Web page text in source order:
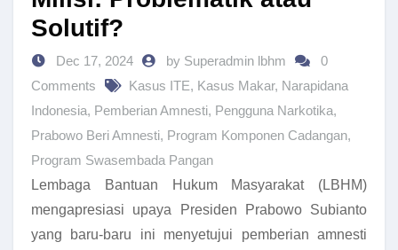
Solutif?
Dec 17, 2024 by Superadmin lbhm
0
Comments
Kasus ITE, Kasus Makar, Narapidana
Indonesia, Pemberian Amnesti, Pengguna Narkotika,
Prabowo Beri Amnesti, Program Komponen Cadangan,
Program Swasembada Pangan
Lembaga Bantuan Hukum Masyarakat (LBHM)
mengapresiasi upaya Presiden Prabowo Subianto
yang baru-baru ini menyetujui pemberian amnesti